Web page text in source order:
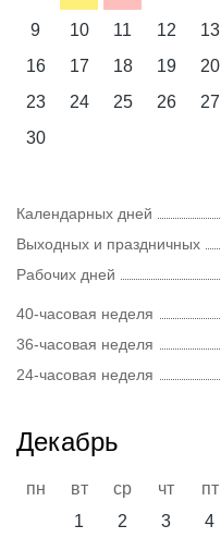
9
10 11 12 13
16
17 18 19 20
23
24 25 26 27
30
Календарных дней
Выходных и праздничных
Рабочих дней
40-часовая неделя
36-часовая неделя
24-часовая неделя
Декабрь
пн вт ср чт пт
1
2 3 4